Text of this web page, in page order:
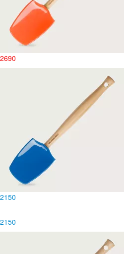
2690
2150
2150